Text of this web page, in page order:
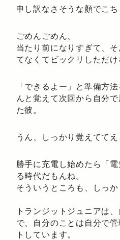
申し訳なさそうな顏でこち
ごめんごめん、
当たり前になりすぎて、
てなくてビックリしただけ
「できるよー」と準備方
んと覚えて次回から自分
た彼。
うん、しっかり覚えててえ
勝手に充電し始めたら「
る時代だもんね。
そういうところも、しっか
トランジットジュニアは
で、自分のことは自分で
トしています。